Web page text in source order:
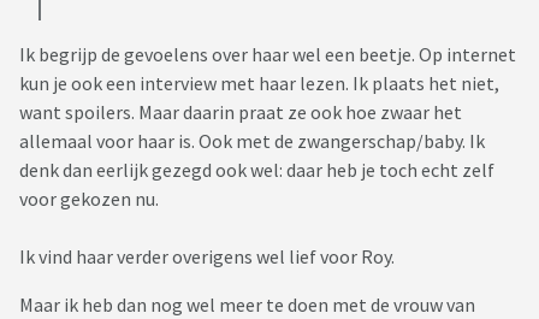
Ik begrijp de gevoelens over haar wel een beetje. Op internet
kun je ook een interview met haar lezen. Ik plaats het niet,
want spoilers. Maar daarin praat ze ook hoe zwaar het
allemaal voor haar is. Ook met de zwangerschap/baby. Ik
denk dan eerlijk gezegd ook wel: daar heb je toch echt zelf
voor gekozen nu.
Ik vind haar verder overigens wel lief voor Roy.
Maar ik heb dan nog wel meer te doen met de vrouw van